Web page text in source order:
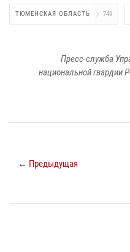
ТЮМЕНСКАЯ ОБЛАСТЬ 749
Пресс-служба
национальной гвардии
← Предыдущая